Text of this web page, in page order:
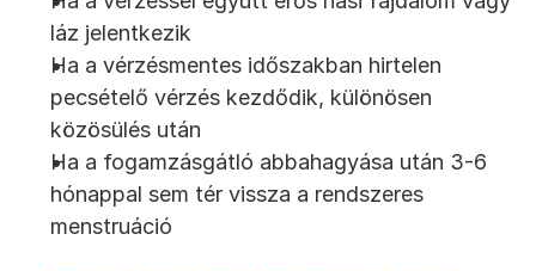
láz jelentkezik
Ha a vérzésmentes időszakban hirtelen
pecsételő vérzés kezdődik, különösen
közösülés után
Ha a fogamzásgátló abbahagyása után 3-6
hónappal sem tér vissza a rendszeres
menstruáció